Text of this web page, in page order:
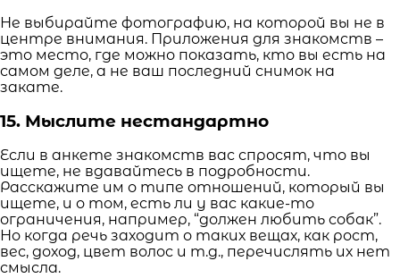
Не выбирайте фотографию, на которой вы не в
центре внимания. Приложения для знакомств –
это место, где можно показать, кто вы есть на
самом деле, а не ваш последний снимок на
закате.
15. Мыслите нестандартно
Если в анкете знакомств вас спросят, что вы
ищете, не вдавайтесь в подробности.
Расскажите им о типе отношений, который вы
ищете, и о том, есть ли у вас какие-то
ограничения, например, “должен любить собак”.
Но когда речь заходит о таких вещах, как рост,
вес, доход, цвет волос и т.д., перечислять их нет
смысла.